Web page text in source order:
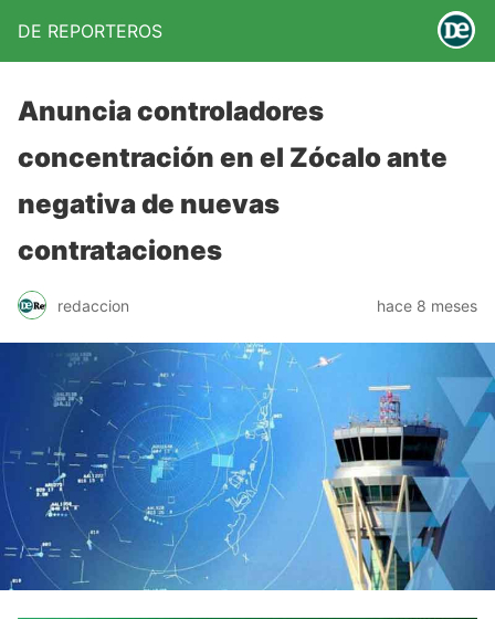
DE REPORTEROS
Anuncia controladores
concentración en el Zócalo ante
negativa de nuevas
contrataciones
redaccion hace 8 meses